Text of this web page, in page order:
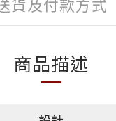
貨及付款方式
商品描述